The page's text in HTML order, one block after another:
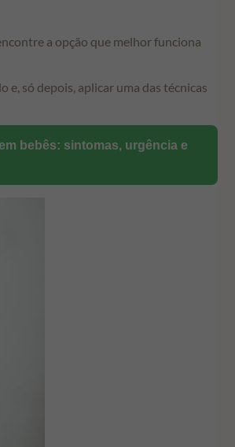
a opção que melhor funciona
só depois, aplicar uma das técnicas
bebês: sintomas, urgência e